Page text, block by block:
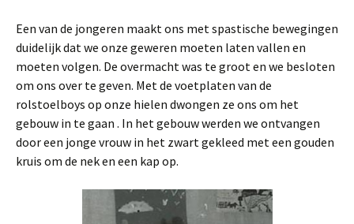
Een van de jongeren maakt ons met spastische bewegingen
duidelijk dat we onze geweren moeten laten vallen en
moeten volgen. De overmacht was te groot en we besloten
om ons over te geven. Met de voetplaten van de
rolstoelboys op onze hielen dwongen ze ons om het
gebouw in te gaan . In het gebouw werden we ontvangen
door een jonge vrouw in het zwart gekleed met een gouden
kruis om de nek en een kap op.